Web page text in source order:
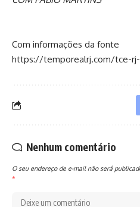
Com informações da fonte
https://temporealrj.com/tce-
Nenhum comentário
O seu endereço de e-mail não será
*